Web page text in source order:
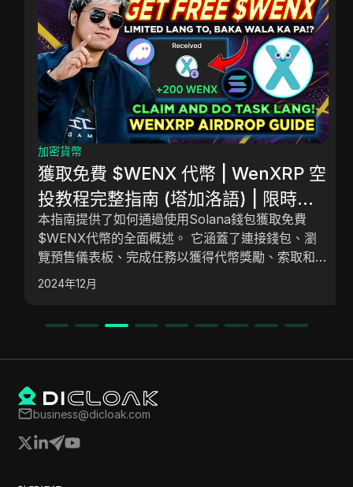
加密貨幣
獲取免費 $WENX 代幣 | WenXRP 空
投教程完整指南 (塔加洛語) | 限時優
惠！
本指南提供了如何通過使用Solana錢包獲取免費
$WENX代幣的全面概述。 它涵蓋了連接錢包、瀏
覽預售儀表板、完成任務以獲得代幣獎勵、索取和管
理代幣以及監控交易的過程。 鼓勵社區參與以最大
化機會。 本指南還解答了有關錢包使用、交易費用
2024年12月
business@dicloak.com